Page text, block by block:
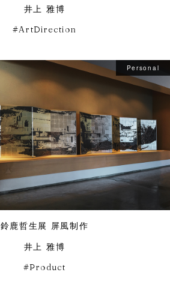
井上 雅博
ArtDirection
Personal
鈴鹿哲生展 屏風制作
井上 雅博
Product